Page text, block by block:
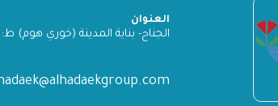
العنوان
الجناح- بناية المدينة (خوري هوم) ط: 3 بيروت-لبنان